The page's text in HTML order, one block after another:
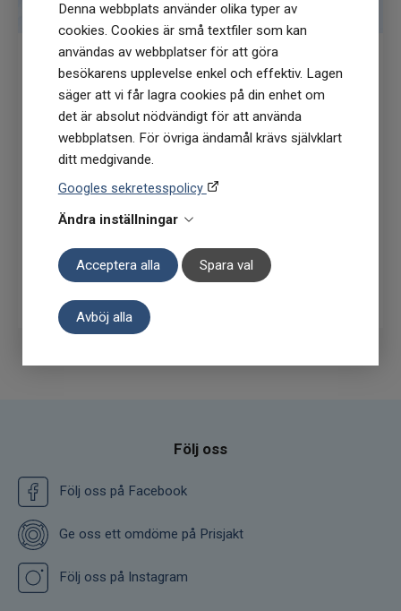
Denna webbplats använder olika typer av
cookies. Cookies är små textfiler som kan
användas av webbplatser för att göra
besökarens upplevelse enkel och effektiv. Lagen
säger att vi får lagra cookies på din enhet om
det är absolut nödvändigt för att använda
webbplatsen. För övriga ändamål krävs självklart
ditt medgivande.
Googles sekretesspolicy
Ändra inställningar
Acceptera alla Spara val
Avböj alla
10% rabatt när du anmäler dig för vårt
nyhetsbrev
(Du får en kod till din mejl som gäller vid 1
köptillfälle på ordinarie priser)
Prenumerera
Följ oss
Följ oss på Facebook
Ge oss ett omdöme på Prisjakt
Följ oss på Instagram